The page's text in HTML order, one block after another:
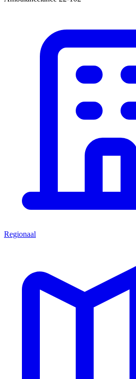
Regionaal